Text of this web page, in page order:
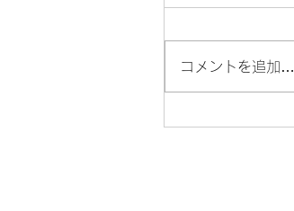
進級記録会🏊‍♂️
コメントを追加…